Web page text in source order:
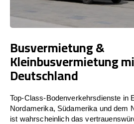
Busvermietung &
Kleinbusvermietung
Deutschland
Top-Class-Bodenverkehrsdienste in
Nordamerika, Südamerika und dem
ist wahrscheinlich das